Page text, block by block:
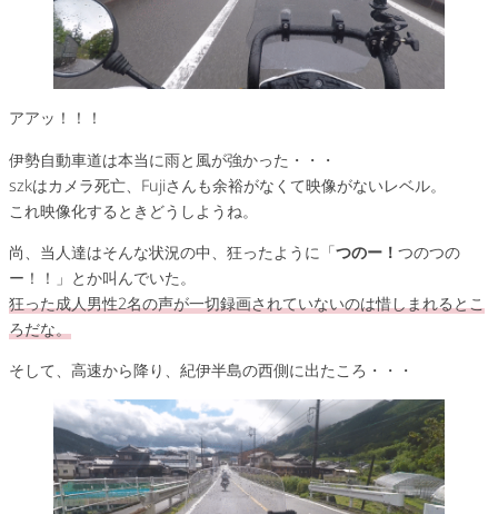
アアッ！！！
伊勢自動車道は本当に雨と風が強かった・・・
szkはカメラ死亡、Fujiさんも余裕がなくて映像がないレベル。
これ映像化するときどうしようね。
尚、当人達はそんな状況の中、狂ったように「つのー！ つのつの
ー！！」とか叫んでいた。
狂った成人男性2名の声が一切録画されていないのは惜しまれるとこ
ろだな。
そして、高速から降り、紀伊半島の西側に出たころ・・・